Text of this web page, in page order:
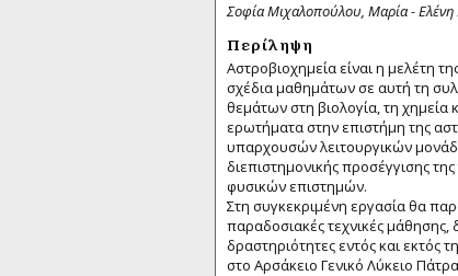
Σοφία Μιχαλοπούλου, Μαρία -
Περίληψη
Αστροβιοχημεία είναι η μελέτη
σχέδια μαθημάτων σε αυτή τη
θεμάτων στη βιολογία, τη
ερωτήματα στην επιστήμη της
υπαρχουσών λειτουργικών
διεπιστημονικής προσέγγισης
φυσικών επιστημών.
Στη συγκεκριμένη εργασία θα
παραδοσιακές τεχνικές μάθησης,
δραστηριότητες εντός και
στο Αρσάκειο Γενικό Λύκειο